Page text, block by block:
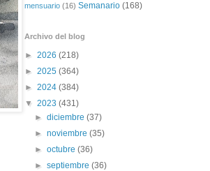
mensuario (16) Semanario (168)
Archivo del blog
► 2026 (218)
► 2025 (364)
► 2024 (384)
▼ 2023 (431)
►diciembre(37)
►noviembre(35)
►octubre(36)
►septiembre(36)